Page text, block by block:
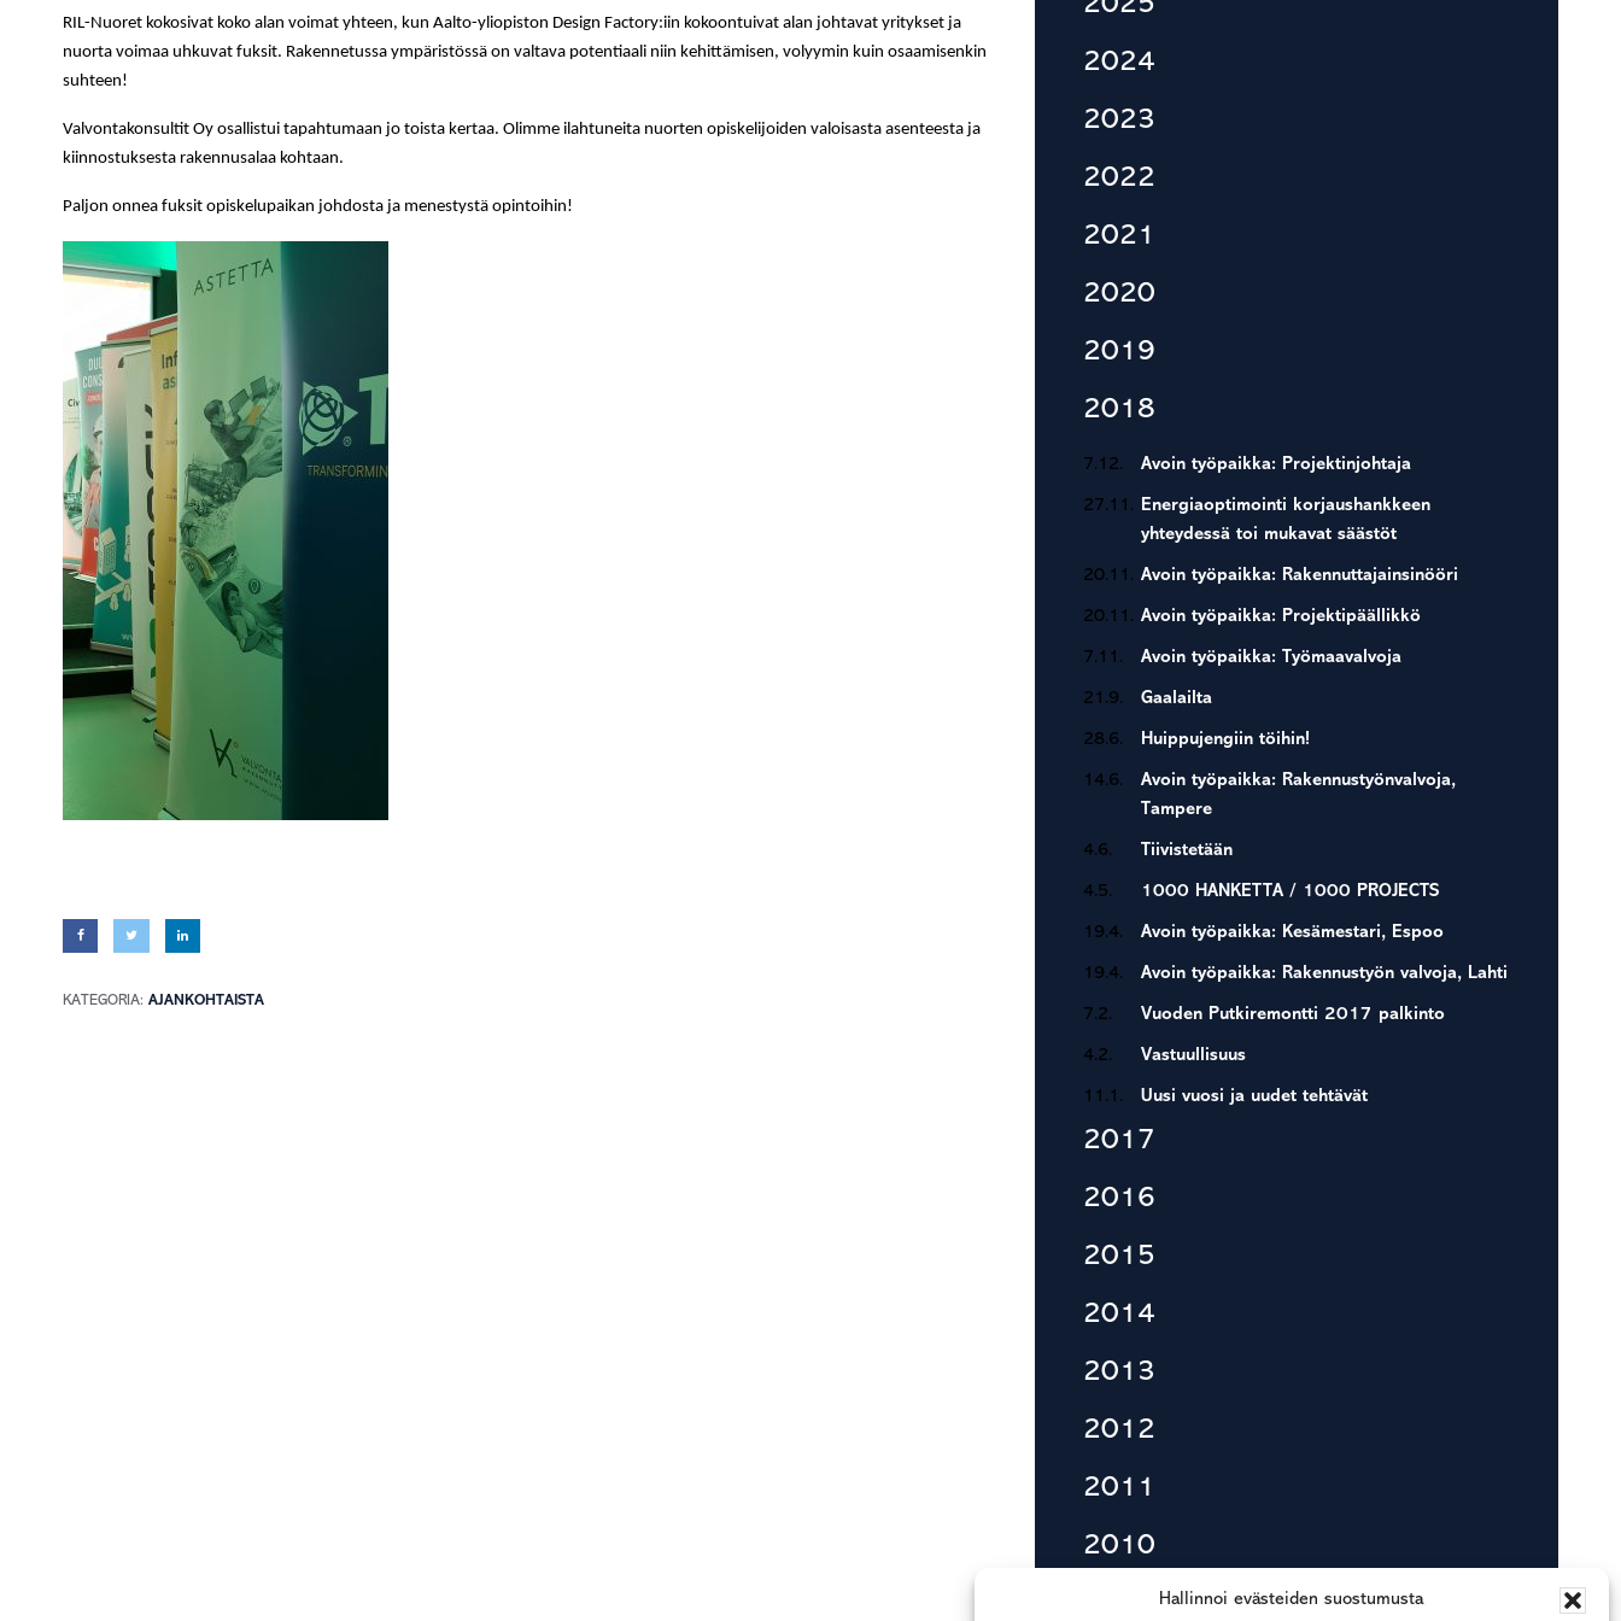
Hallinnoi evästeiden suostumusta
RIL-Nuoret kokosivat koko alan voimat yhteen, kun Aalto-yliopiston Design Factory:iin kokoontuivat alan johtavat yritykset ja
nuorta voimaa uhkuvat fuksit. Rakennetussa ympäristössä on valtava potentiaali niin kehittämisen, volyymin kuin osaamisenkin
suhteen!
Valvontakonsultit Oy osallistui tapahtumaan jo toista kertaa. Olimme ilahtuneita nuorten opiskelijoiden valoisasta asenteesta ja
kiinnostuksesta rakennusalaa kohtaan.
Paljon onnea fuksit opiskelupaikan johdosta ja menestystä opintoihin!
KATEGORIA: AJANKOHTAISTA
2024
2023
2022
2021
2020
2019
2018
7.12. Avoin työpaikka: Projektinjohtaja
27.11. Energiaoptimointi korjaushankkeen
yhteydessä toi mukavat säästöt
20.11. Avoin työpaikka: Rakennuttajainsinööri
20.11. Avoin työpaikka: Projektipäällikkö
7.11. Avoin työpaikka: Työmaavalvoja
21.9. Gaalailta
28.6. Huippujengiin töihin!
14.6.
Avoin työpaikka: Rakennustyönvalvoja,
Tampere
4.6. Tiivistetään
4.5. 1000 HANKETTA / 1000 PROJECTS
19.4. Avoin työpaikka: Kesämestari, Espoo
19.4. Avoin työpaikka: Rakennustyön valvoja, Lahti
7.2. Vuoden Putkiremontti 2017 palkinto
4.2. Vastuullisuus
11.1. Uusi vuosi ja uudet tehtävät
2017
2016
2015
2014
2013
2012
2011
2010